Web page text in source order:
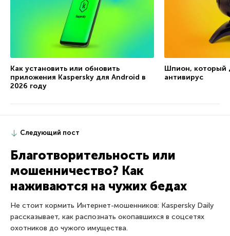
Как установить или обновить
приложения Kaspersky для Android в
2026 году
Шпион, который
антивирус
Следующий пост
Благотворительность или
мошенничество? Как
наживаются на чужих бедах
Не стоит кормить Интернет-мошенников: Kaspersky Daily
рассказывает, как распознать окопавшихся в соцсетях
охотников до чужого имущества.